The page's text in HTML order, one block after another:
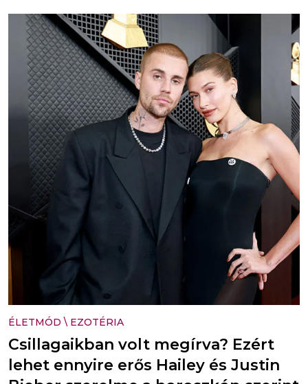
ÉLETMÓD \ EZOTÉRIA
Csillagaikban volt megírva? Ezért
lehet ennyire erős Hailey és Justin